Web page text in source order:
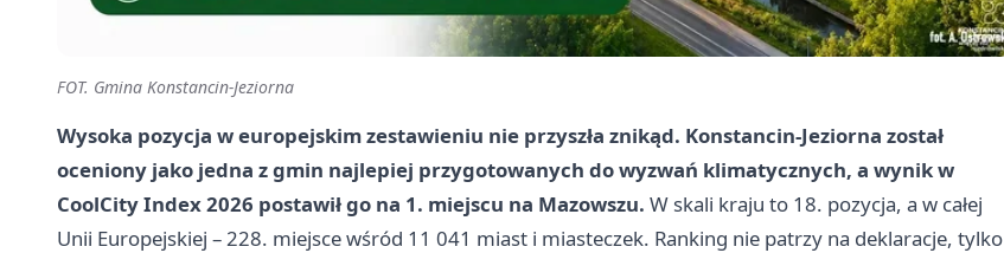
FOT. Gmina Konstancin-Jeziorna
Wysoka pozycja w europejskim zestawieniu nie przyszła znikąd. Konstancin-Jeziorna został
oceniony jako jedna z gmin najlepiej przygotowanych do wyzwań klimatycznych, a wynik w
CoolCity Index 2026 postawił go na 1. miejscu na Mazowszu. W skali kraju to 18. pozycja, a w całej
Unii Europejskiej – 228. miejsce wśród 11 041 miast i miasteczek. Ranking nie patrzy na deklaracje, tylko